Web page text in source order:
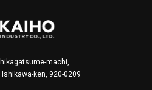
machi,
ken, 920-0209